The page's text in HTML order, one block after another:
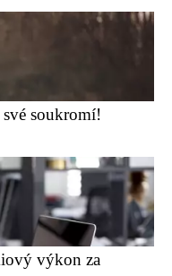
své soukromí!
výkon za